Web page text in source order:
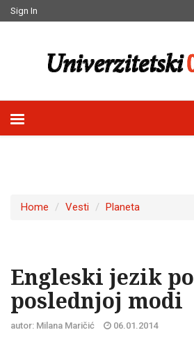
Sign In
Home Vesti Planeta
Engleski jezik po
poslednjoj modi
autor: Milana Maričić 06.01.2014